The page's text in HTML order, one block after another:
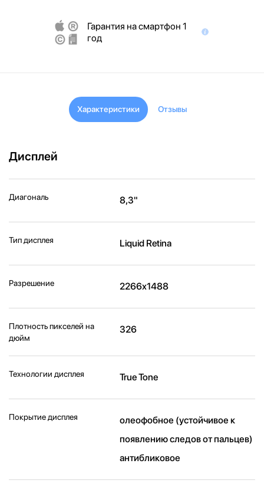
Гарантия на смартфон 1
год
Характеристики Отзывы
Дисплей
Диагональ 8,3"
Тип дисплея Liquid Retina
Разрешение 2266x1488
Плотность пикселей на
дюйм
326
Технологии дисплея True Tone
Покрытие дисплея
олеофобное (устойчивое к
появлению следов от пальцев)
антибликовое